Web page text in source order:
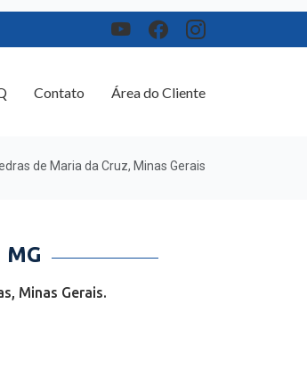
de Maria da Cruz, Minas Gerais
MG
Minas Gerais.